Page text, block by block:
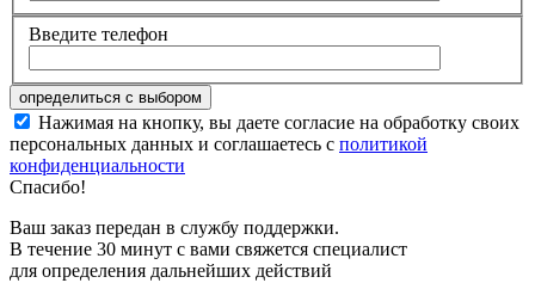
Введите телефон
Нажимая на кнопку, вы даете согласие на обработку своих
персональных данных и соглашаетесь с политикой
конфиденциальности
Спасибо!
Ваш заказ передан в службу поддержки.
В течение 30 минут с вами свяжется специалист
для определения дальнейших действий